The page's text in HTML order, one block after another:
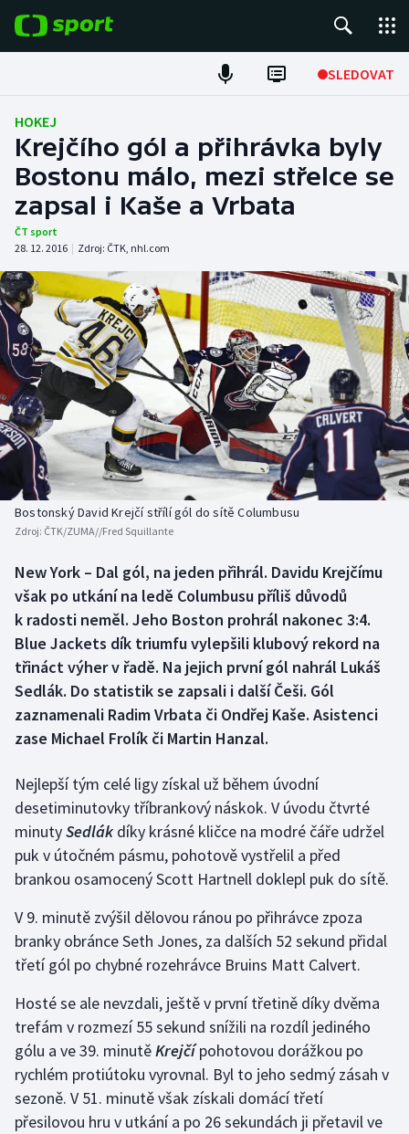
SLEDOVAT
Fotbal
Hokej
Tenis
Atletika
Cyklistika
DALŠÍ SPORTY
Americký fotbal
Baseball a softbal
Basketbal
Biatlon
Box
Curling
Dostihy
Florbal
Futsal
Golf
Gymnastika
Jezdectví
Judo
Krasobruslení
Lezení
Lyže a snowboard
NEPŘEHLÉDNĚTE
Soutěže
Historické návraty
Aplikace ČT sport
HOKEJ
Krejčího gól a přihrávka byly
Bostonu málo, mezi střelce se
zapsal i Kaše a Vrbata
ČT sport
28. 12. 2016 | Zdroj: ČTK, nhl.com
Bostonský David Krejčí střílí gól do sítě Columbusu
Zdroj: ČTK/ZUMA//Fred Squillante
New York – Dal gól, na jeden přihrál. Davidu Krejčímu
však po utkání na ledě Columbusu příliš důvodů
k radosti neměl. Jeho Boston prohrál nakonec 3:4.
Blue Jackets dík triumfu vylepšili klubový rekord na
třináct výher v řadě. Na jejich první gól nahrál Lukáš
Sedlák. Do statistik se zapsali i další Češi. Gól
zaznamenali Radim Vrbata či Ondřej Kaše. Asistenci
zase Michael Frolík či Martin Hanzal.
Nejlepší tým celé ligy získal už během úvodní
desetiminutovky tříbrankový náskok. V úvodu čtvrté
minutySedlák díky krásné kličce na modré čáře udržel
puk v útočném pásmu, pohotově vystřelil a před
brankou osamocený Scott Hartnell doklepl puk do sítě.
V 9. minutě zvýšil dělovou ránou po přihrávce zpoza
branky obránce Seth Jones, za dalších 52 sekund přidal
třetí gól po chybné rozehrávce Bruins Matt Calvert.
Hosté se ale nevzdali, ještě v první třetině díky dvěma
trefám v rozmezí 55 sekund snížili na rozdíl jediného
gólu a ve 39. minutěKrejčípohotovou dorážkou po
rychlém protiútoku vyrovnal. Byl to jeho sedmý zásah v
sezoně. V 51. minutě však získali domácí třetí
přesilovou hru v utkání a po 26 sekundách ji přetavil ve